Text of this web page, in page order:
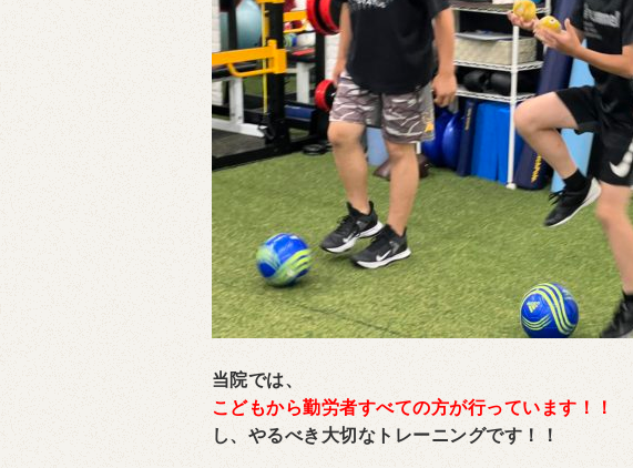
当院では、
こどもから勤労者すべての方が行っています！！
し、やるべき大切なトレーニングです！！